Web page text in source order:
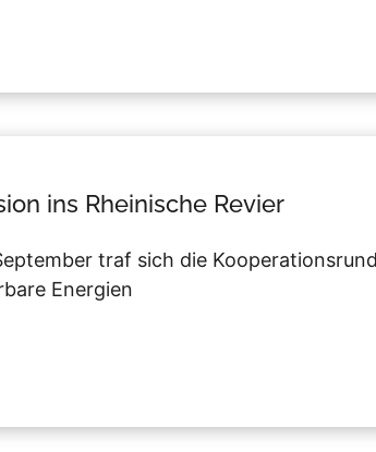
ins Rheinische Revier
traf sich die
Energien